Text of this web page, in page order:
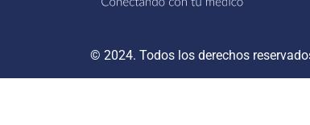
© 2024. Todos los derechos